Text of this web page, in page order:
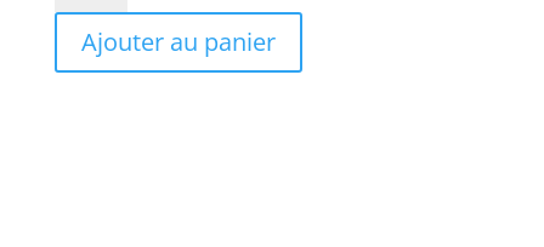
LAIT
entierAjouter au panier